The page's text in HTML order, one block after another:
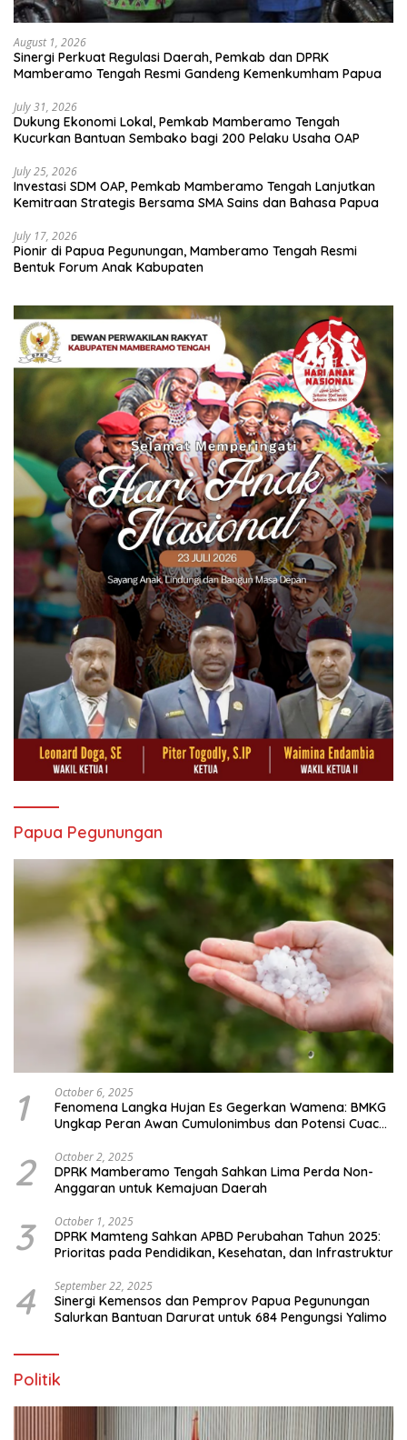
August 1, 2026
Sinergi Perkuat Regulasi Daerah, Pemkab dan DPRK
Mamberamo Tengah Resmi Gandeng Kemenkumham Papua
July 31, 2026
Dukung Ekonomi Lokal, Pemkab Mamberamo Tengah
Kucurkan Bantuan Sembako bagi 200 Pelaku Usaha OAP
July 25, 2026
Investasi SDM OAP, Pemkab Mamberamo Tengah Lanjutkan
Kemitraan Strategis Bersama SMA Sains dan Bahasa Papua
July 17, 2026
Pionir di Papua Pegunungan, Mamberamo Tengah Resmi
Bentuk Forum Anak Kabupaten
Papua Pegunungan
1 October 6, 2025
Fenomena Langka Hujan Es Gegerkan Wamena: BMKG
Ungkap Peran Awan Cumulonimbus dan Potensi Cuaca
2 October 2, 2025
DPRK Mamberamo Tengah Sahkan Lima Perda Non-
Anggaran untuk Kemajuan Daerah
3 October 1, 2025
DPRK Mamteng Sahkan APBD Perubahan Tahun 2025:
Prioritas pada Pendidikan, Kesehatan, dan Infrastruktur
4 September 22, 2025
Sinergi Kemensos dan Pemprov Papua Pegunungan
Salurkan Bantuan Darurat untuk 684 Pengungsi Yalimo
Politik